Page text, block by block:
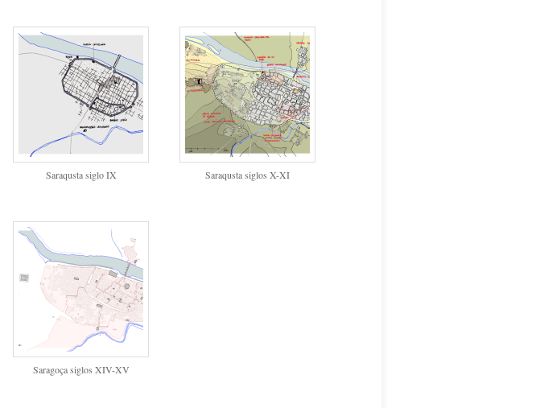
Saraqusta siglo IX Saraqusta siglos X-XI
Saragoça siglos XIV-XV